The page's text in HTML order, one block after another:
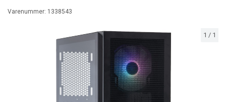
1 / 1
Varenummer: 1338543